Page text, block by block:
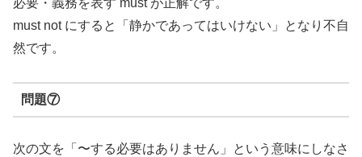
must not にすると「静かであってはいけない」となり不自
然です。
問題⑦
次の文を「〜する必要はありません」という意味にしなさ